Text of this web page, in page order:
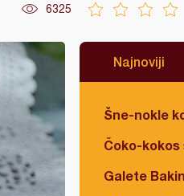
6325
Najnoviji
Šne-nokle
Čoko-kokos
Galete